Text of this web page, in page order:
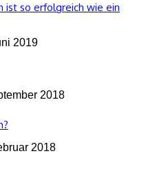
ist so erfolgreich wie ein
2019
2018
2018